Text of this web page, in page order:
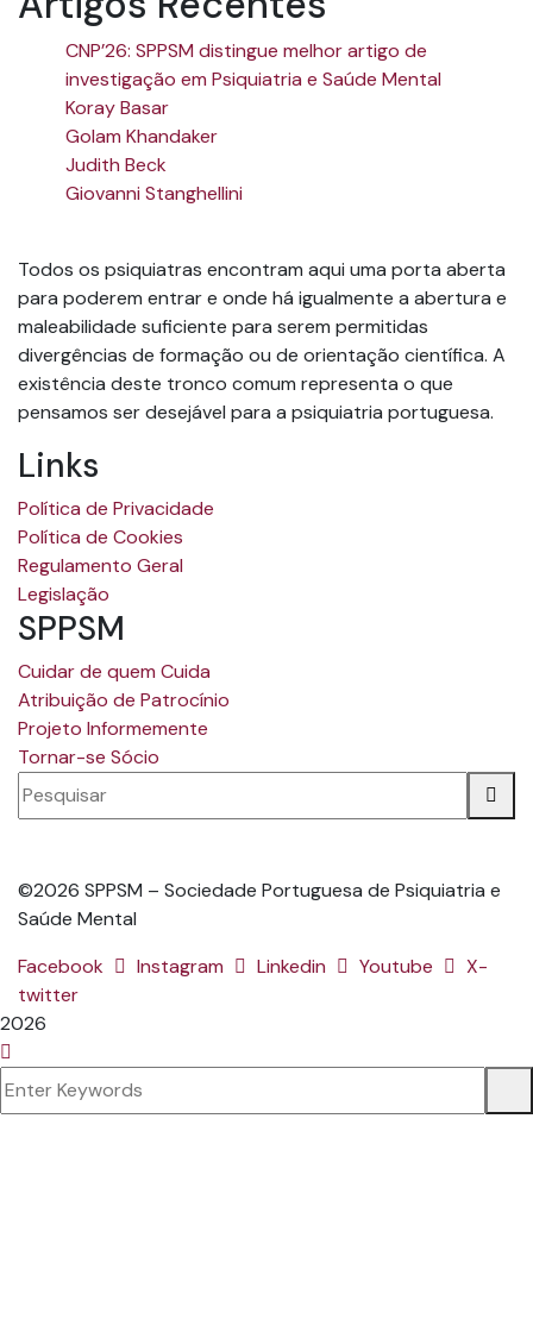
CNP’26: SPPSM distingue melhor artigo de
investigação em Psiquiatria e Saúde Mental
Koray Basar
Golam Khandaker
Judith Beck
Giovanni Stanghellini
Todos os psiquiatras encontram aqui uma porta aberta
para poderem entrar e onde há igualmente a abertura e
maleabilidade suficiente para serem permitidas
divergências de formação ou de orientação científica. A
existência deste tronco comum representa o que
pensamos ser desejável para a psiquiatria portuguesa.
Links
Política de Privacidade
Política de Cookies
Regulamento Geral
Legislação
SPPSM
Cuidar de quem Cuida
Atribuição de Patrocínio
Projeto Informemente
Tornar-se Sócio
©2026 SPPSM – Sociedade Portuguesa de Psiquiatria e
Saúde Mental
Facebook
Instagram Linkedin Youtube
X-
twitter
2026